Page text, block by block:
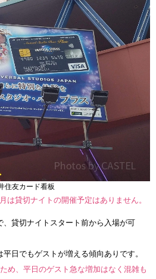
住友カード看板
は貸切ナイトの開催予定はありません。
貸切ナイトスタート前から入場が可
日でもゲストが増える傾向ありです。
め、平日のゲスト急な増加はなく混雑も